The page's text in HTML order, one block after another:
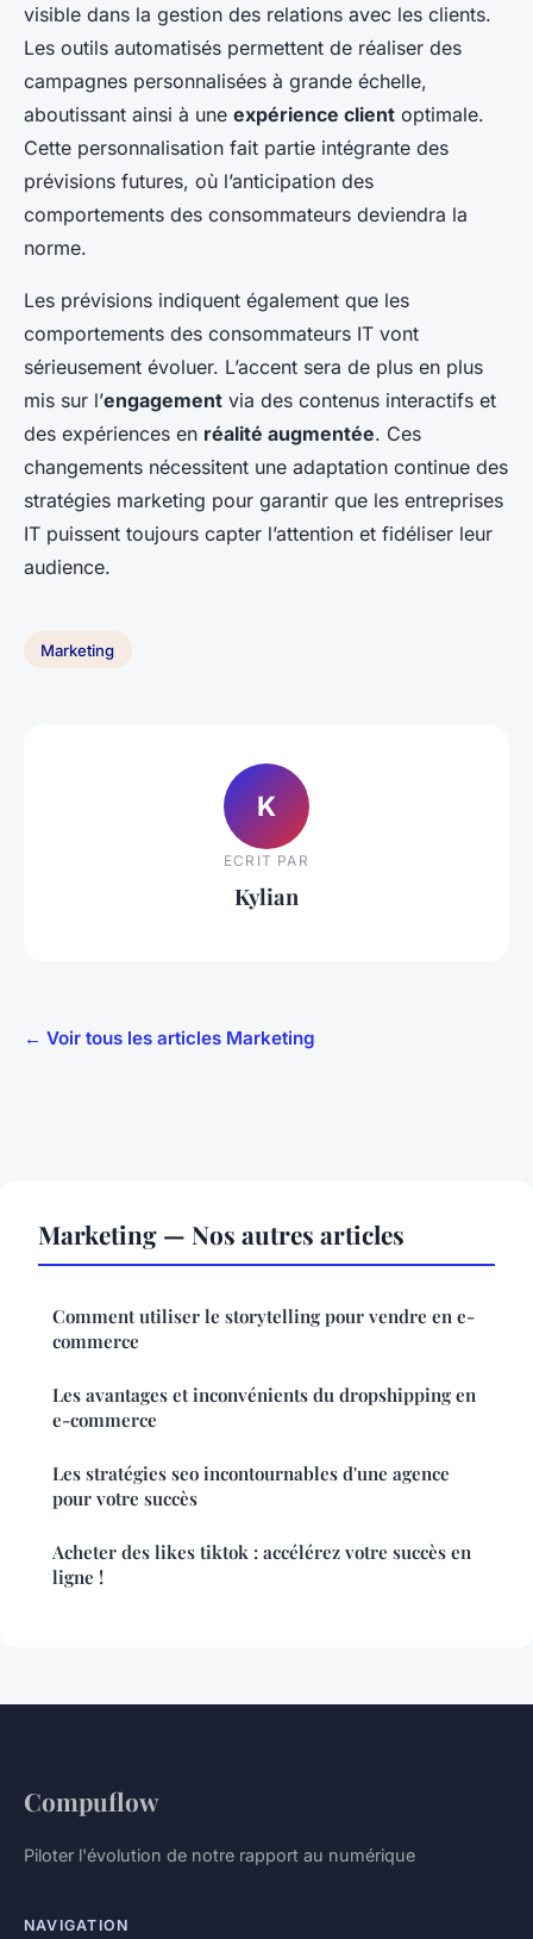
visible dans la gestion des relations avec les clients.
Les outils automatisés permettent de réaliser des
campagnes personnalisées à grande échelle,
aboutissant ainsi à une expérience client optimale.
Cette personnalisation fait partie intégrante des
prévisions futures, où l’anticipation des
comportements des consommateurs deviendra la
norme.
Les prévisions indiquent également que les
comportements des consommateurs IT vont
sérieusement évoluer. L’accent sera de plus en plus
mis sur l’engagement via des contenus interactifs et
des expériences en réalité augmentée. Ces
changements nécessitent une adaptation continue des
stratégies marketing pour garantir que les entreprises
IT puissent toujours capter l’attention et fidéliser leur
audience.
Marketing
K
ECRIT PAR
Kylian
← Voir tous les articles Marketing
Marketing — Nos autres articles
Comment utiliser le storytelling pour vendre en e-
commerce
Les avantages et inconvénients du dropshipping en
e-commerce
Les stratégies seo incontournables d'une agence
pour votre succès
Acheter des likes tiktok : accélérez votre succès en
ligne !
Compuflow
Piloter l'évolution de notre rapport au numérique
NAVIGATION